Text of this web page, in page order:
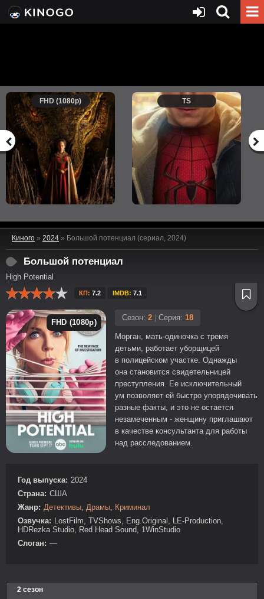
FHD (1080p) TS
Киного » 2024 » Большой потенциал (сериал, 2024)
Большой потенциал
High Potential
КП: 7.2 IMDB: 7.1
FHD (1080p)
Сезон: 2 Серия: 18
Морган, мать-одиночка с тремя
детьми, работает уборщицей
в полицейском участке. Однажды
она становится свидетельницей
преступления. Ее исключительный
ум позволяет ей быстро упорядочивать
разные факты, и это не остается
незамеченным - женщину приглашают
в качестве консультанта для работы
над расследованием.
Год выпуска: 2024
Страна: США
Жанр: Детективы Драмы
Криминал
Озвучка:
LostFilm, TVShows, Eng.Original, LE-Production,
HDRezka Studio, Red Head Sound, 1WinStudio
Слоган: —
2 сезон